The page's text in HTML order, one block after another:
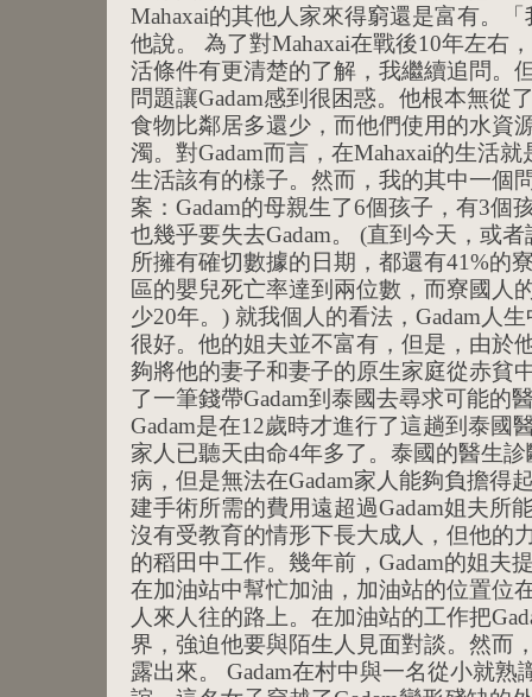
Mahaxai的其他人家來得窮還是富有。
他說。 為了對Mahaxai在戰後10年左右
活條件有更清楚的了解，我繼續追問。
問題讓Gadam感到很困惑。他根本無從
食物比鄰居多還少，而他們使用的水資
濁。對Gadam而言，在Mahaxai的生活
生活該有的樣子。然而，我的其中一個
案：Gadam的母親生了6個孩子，有3個
也幾乎要失去Gadam。 (直到今天，或
所擁有確切數據的日期，都還有41%的
區的嬰兒死亡率達到兩位數，而寮國人
少20年。) 就我個人的看法，Gadam人
很好。他的姐夫並不富有，但是，由於
夠將他的妻子和妻子的原生家庭從赤貧
了一筆錢帶Gadam到泰國去尋求可能的
Gadam是在12歲時才進行了這趟到泰國
家人已聽天由命4年多了。泰國的醫生診
病，但是無法在Gadam家人能夠負擔得
建手術所需的費用遠超過Gadam姐夫所
沒有受教育的情形下長大成人，但他的
的稻田中工作。幾年前，Gadam的姐夫
在加油站中幫忙加油，加油站的位置位
人來人往的路上。在加油站的工作把
界，強迫他要與陌生人見面對談。然而
露出來。 Gadam在村中與一名從小就熟